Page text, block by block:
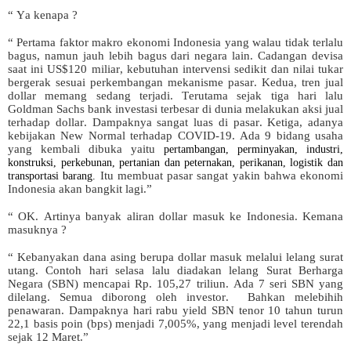
“ Ya kenapa ?
“ Pertama faktor makro ekonomi Indonesia yang walau tidak terlalu
bagus, namun jauh lebih bagus dari negara lain. Cadangan devisa
saat ini US$120 miliar, kebutuhan intervensi sedikit dan nilai tukar
bergerak sesuai perkembangan mekanisme pasar. Kedua, tren jual
dollar memang sedang terjadi. Terutama sejak tiga hari lalu
Goldman Sachs bank investasi terbesar di dunia melakukan aksi jual
terhadap dollar. Dampaknya sangat luas di pasar. Ketiga, adanya
kebijakan New Normal terhadap COVID-19. Ada 9 bidang usaha
yang kembali dibuka yaitu pertambangan, perminyakan, industri,
konstruksi, perkebunan, pertanian dan peternakan, perikanan, logistik dan
transportasi barang. Itu membuat pasar sangat yakin bahwa ekonomi
Indonesia akan bangkit lagi.”
“ OK. Artinya banyak aliran dollar masuk ke Indonesia. Kemana
masuknya ?
“ Kebanyakan dana asing berupa dollar masuk melalui lelang surat
utang. Contoh hari selasa lalu diadakan lelang Surat Berharga
Negara (SBN) mencapai Rp. 105,27 triliun. Ada 7 seri SBN yang
dilelang. Semua diborong oleh investor. Bahkan melebihih
penawaran. Dampaknya hari rabu yield SBN tenor 10 tahun turun
22,1 basis poin (bps) menjadi 7,005%, yang menjadi level terendah
sejak 12 Maret.”